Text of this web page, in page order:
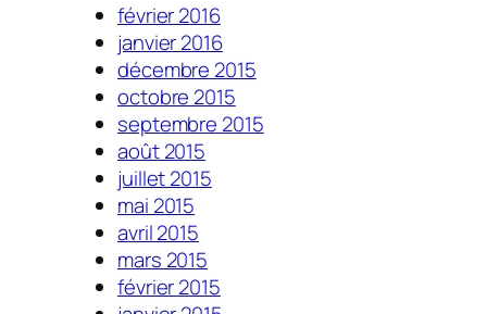
février 2016
janvier 2016
décembre 2015
octobre 2015
septembre 2015
août 2015
juillet 2015
mai 2015
avril 2015
mars 2015
février 2015